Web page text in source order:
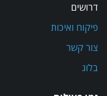
דרושים
פיקוח ואיכות
צור קשר
בלוג